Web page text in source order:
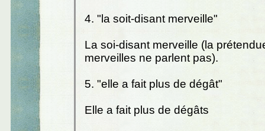
4. "la soit-disant merveille"
La soi-disant merveille (la
merveilles ne parlent pas).
5. "elle a fait plus de dégât"
Elle a fait plus de dégâts